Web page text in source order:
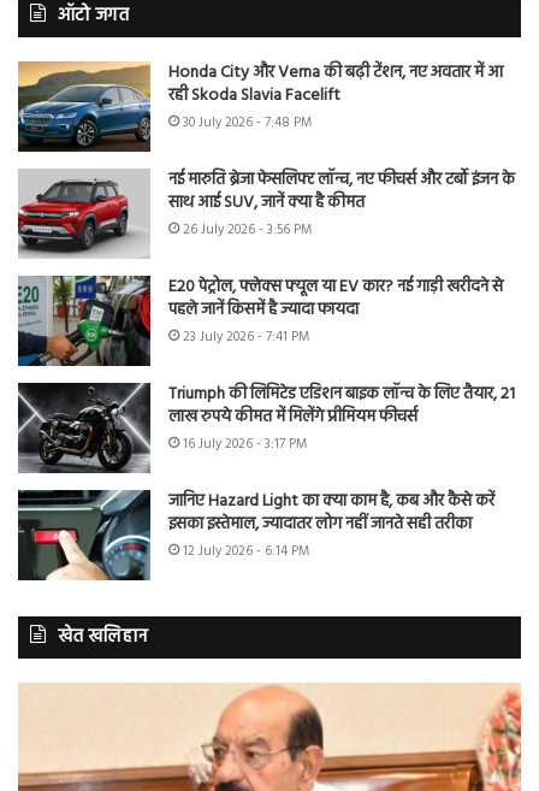
ऑटो जगत
Honda City और Verna की बढ़ी टेंशन, नए अवतार में आ
रही Skoda Slavia Facelift
30 July 2026 - 7:48 PM
नई मारुति ब्रेजा फेसलिफ्ट लॉन्च, नए फीचर्स और टर्बो इंजन के
साथ आई SUV, जानें क्या है कीमत
26 July 2026 - 3:56 PM
E20 पेट्रोल, फ्लेक्स फ्यूल या EV कार? नई गाड़ी खरीदने से
पहले जानें किसमें है ज्यादा फायदा
23 July 2026 - 7:41 PM
Triumph की लिमिटेड एडिशन बाइक लॉन्च के लिए तैयार, 21
लाख रुपये कीमत में मिलेंगे प्रीमियम फीचर्स
16 July 2026 - 3:17 PM
जानिए Hazard Light का क्या काम है, कब और कैसे करें
इसका इस्तेमाल, ज्यादातर लोग नहीं जानते सही तरीका
12 July 2026 - 6:14 PM
खेत खलिहान